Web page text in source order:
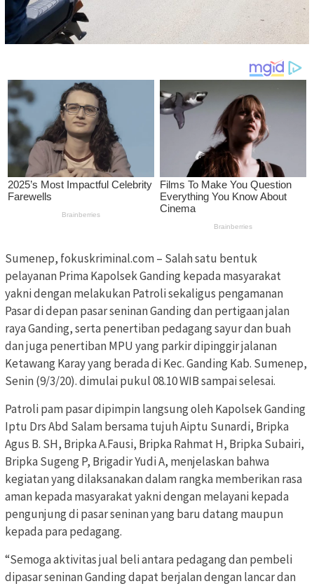
Sumenep, fokuskriminal.com – Salah satu bentuk
pelayanan Prima Kapolsek Ganding kepada masyarakat
yakni dengan melakukan Patroli sekaligus pengamanan
Pasar di depan pasar seninan Ganding dan pertigaan jalan
raya Ganding, serta penertiban pedagang sayur dan buah
dan juga penertiban MPU yang parkir dipinggir jalanan
Ketawang Karay yang berada di Kec. Ganding Kab. Sumenep,
Senin (9/3/20). dimulai pukul 08.10 WIB sampai selesai.
Patroli pam pasar dipimpin langsung oleh Kapolsek Ganding
Iptu Drs Abd Salam bersama tujuh Aiptu Sunardi, Bripka
Agus B. SH, Bripka A.Fausi, Bripka Rahmat H, Bripka Subairi,
Bripka Sugeng P, Brigadir Yudi A, menjelaskan bahwa
kegiatan yang dilaksanakan dalam rangka memberikan rasa
aman kepada masyarakat yakni dengan melayani kepada
pengunjung di pasar seninan yang baru datang maupun
kepada para pedagang.
“Semoga aktivitas jual beli antara pedagang dan pembeli
dipasar seninan Ganding dapat berjalan dengan lancar dan